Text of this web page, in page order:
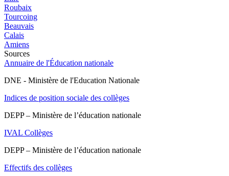
Roubaix
Tourcoing
Beauvais
Calais
Amiens
Sources
Annuaire de l'Éducation nationale
DNE - Ministère de l'Education Nationale
Indices de position sociale des collèges
DEPP – Ministère de l’éducation nationale
IVAL Collèges
DEPP – Ministère de l’éducation nationale
Effectifs des collèges